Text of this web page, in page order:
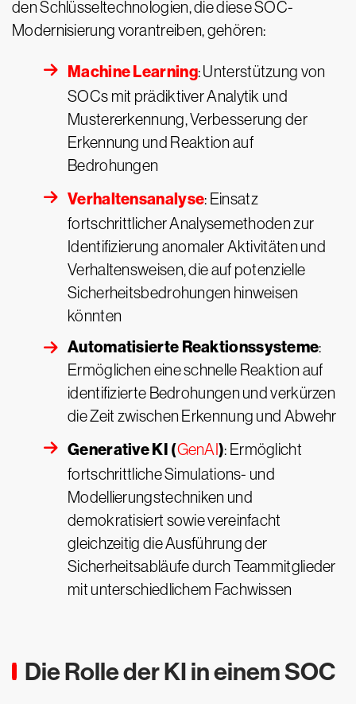
den Schlüsseltechnologien, die diese SOC-
Modernisierung vorantreiben, gehören:
Machine Learning: Unterstützung von
SOCs mit prädiktiver Analytik und
Mustererkennung, Verbesserung der
Erkennung und Reaktion auf
Bedrohungen
Verhaltensanalyse: Einsatz
fortschrittlicher Analysemethoden zur
Identifizierung anomaler Aktivitäten und
Verhaltensweisen, die auf potenzielle
Sicherheitsbedrohungen hinweisen
könnten
Automatisierte Reaktionssysteme:
Ermöglichen eine schnelle Reaktion auf
identifizierte Bedrohungen und verkürzen
die Zeit zwischen Erkennung und Abwehr
Generative KI (GenAI ): Ermöglicht
fortschrittliche Simulations- und
Modellierungstechniken und
demokratisiert sowie vereinfacht
gleichzeitig die Ausführung der
Sicherheitsabläufe durch Teammitglieder
mit unterschiedlichem Fachwissen
Die Rolle der KI in einem SOC